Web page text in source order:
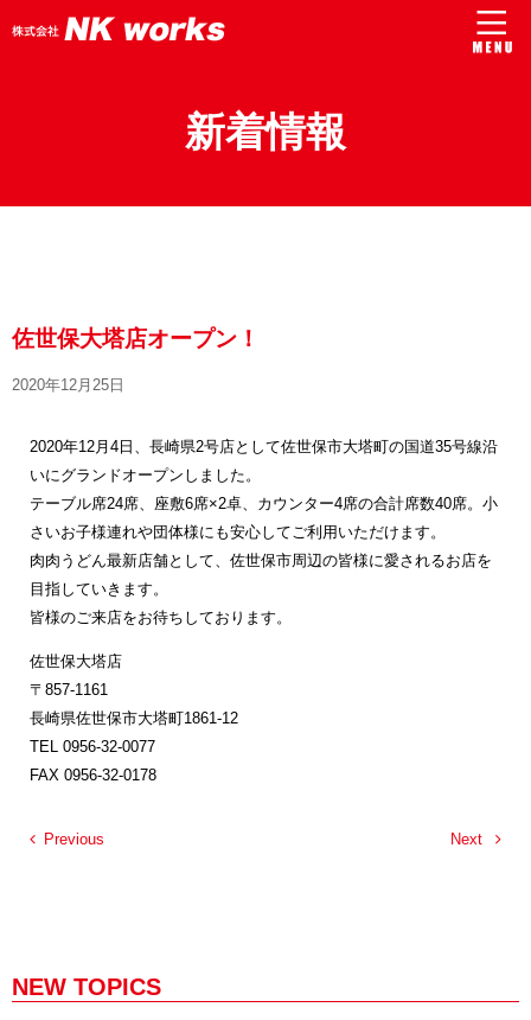
新着情報
佐世保大塔店オープン！
2020年12月25日
2020年12月4日、長崎県2号店として佐世保市大塔町の国道35号線沿
いにグランドオープンしました。
テーブル席24席、座敷6席×2卓、カウンター4席の合計席数40席。小
さいお子様連れや団体様にも安心してご利用いただけます。
肉肉うどん最新店舗として、佐世保市周辺の皆様に愛されるお店を
目指していきます。
皆様のご来店をお待ちしております。
佐世保大塔店
〒857-1161
長崎県佐世保市大塔町1861-12
TEL 0956-32-0077
FAX 0956-32-0178
Previous Next
NEW TOPICS